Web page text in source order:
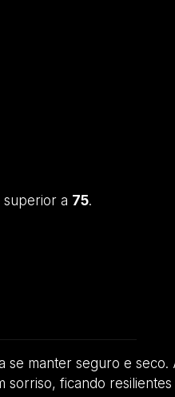
superior a 75.
se manter seguro e seco.
sorriso, ficando resilientes